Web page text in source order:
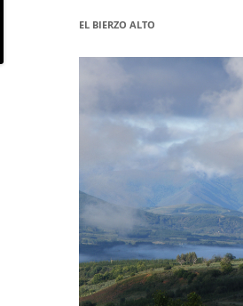
EL BIERZO ALTO